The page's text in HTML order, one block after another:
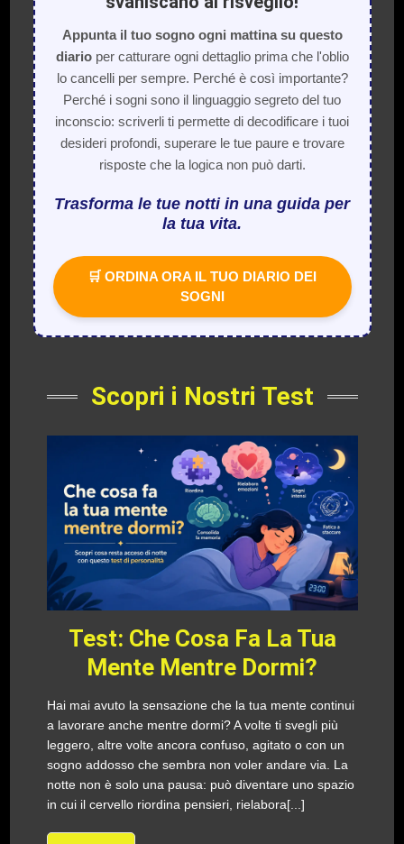
Appunta il tuo sogno ogni mattina su questo
diarioper catturare ogni dettaglio prima che l'oblio
lo cancelli per sempre. Perché è così importante?
Perché i sogni sono il linguaggio segreto del tuo
inconscio: scriverli ti permette di decodificare i tuoi
desideri profondi, superare le tue paure e trovare
risposte che la logica non può darti.
Trasforma le tue notti in una guida per
la tua vita.
🛒 ORDINA ORA IL TUO DIARIO DEI
SOGNI
Scopri i Nostri Test
Test: Che Cosa Fa La Tua
Mente Mentre Dormi?
Hai mai avuto la sensazione che la tua mente continui
a lavorare anche mentre dormi? A volte ti svegli più
leggero, altre volte ancora confuso, agitato o con un
sogno addosso che sembra non voler andare via. La
notte non è solo una pausa: può diventare uno spazio
in cui il cervello riordina pensieri, rielabora[...]